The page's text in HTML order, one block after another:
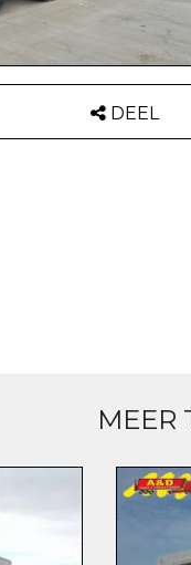
DEEL
MEER